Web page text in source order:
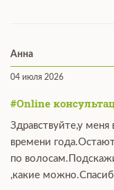
Анна
04 июля 2026
#Online
Здравствуйте,у
времени
по
,какие